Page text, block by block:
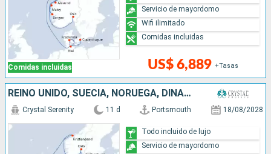
Comidas incluidas US$ 6,889 +Tasas
Servicio de mayordomo
Wifi ilimitado
Comidas incluidas
REINO UNIDO, SUECIA, NORUEGA, DINAMARCA, BÉLGICA
Crystal Serenity 11 d Portsmouth 18/08/2028
Todo incluido de lujo
Servicio de mayordomo